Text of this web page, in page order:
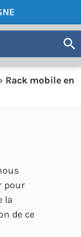
Rack mobile en
pour
la
de ce